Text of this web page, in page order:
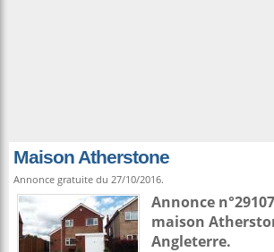
Maison Atherstone
Annonce gratuite du 27/10/2016.
Annonce
maison
Angleterre.